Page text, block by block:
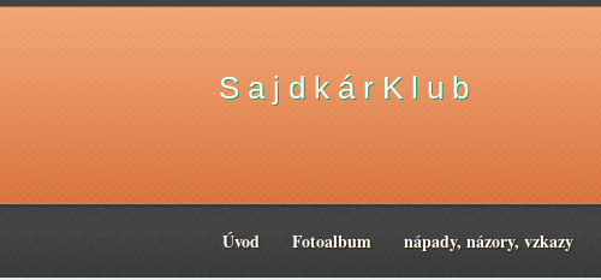
S a j d k á r K l u b
Úvod Fotoalbum nápady, názory, vzkazy